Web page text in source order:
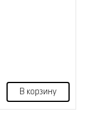
В корзину